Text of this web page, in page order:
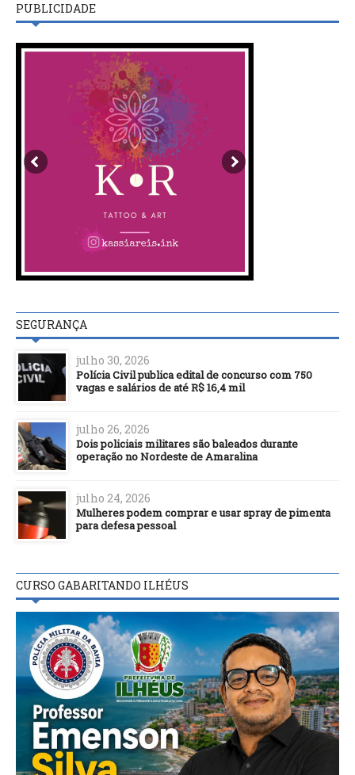
PUBLICIDADE
SEGURANÇA
julho 30, 2026
Polícia Civil publica edital de concurso com 750
vagas e salários de até R$ 16,4 mil
julho 26, 2026
Dois policiais militares são baleados durante
operação no Nordeste de Amaralina
julho 24, 2026
Mulheres podem comprar e usar spray de pimenta
para defesa pessoal
CURSO GABARITANDO ILHÉUS